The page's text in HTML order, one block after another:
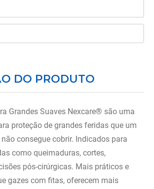
DO PRODUTO
Grandes Suaves Nexcare® são uma
proteção de grandes feridas que um
consegue cobrir. Indicados para
como queimaduras, cortes,
pós-cirúrgicas. Mais práticos e
gazes com fitas, oferecem mais